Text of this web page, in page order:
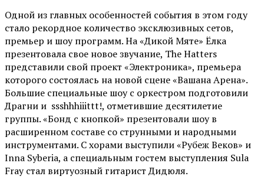
Одной из главных особенностей события в этом году
стало рекордное количество эксклюзивных сетов,
премьер и шоу программ. На «Дикой Мяте» Ёлка
презентовала свое новое звучание, The Hatters
представили свой проект «Электроника», премьера
которого состоялась на новой сцене «Вашана Арена».
Большие специальные шоу с оркестром подготовили
Драгни и ssshhhiiittt!, отметившие десятилетие
группы. «Бонд с кнопкой» презентовали шоу в
расширенном составе со струнными и народными
инструментами. С хорами выступили «Рубеж Веков» и
Inna Syberia, а специальным гостем выступления Sula
Fray стал виртуозный гитарист Дидюля.